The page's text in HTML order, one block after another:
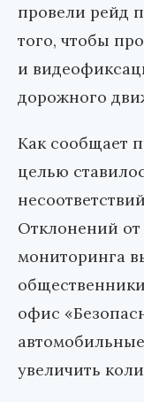
провели рейд
того, чтобы
и
дорожного
Как сообщает
целью
Отклонений от
мониторинга
офис
увеличить